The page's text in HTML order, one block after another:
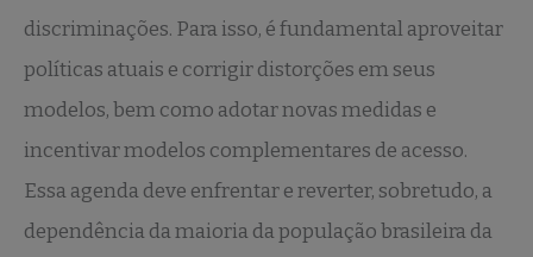
discriminações. Para isso, é fundamental aproveitar
políticas atuais e corrigir distorções em seus
modelos, bem como adotar novas medidas e
incentivar modelos complementares de acesso.
Essa agenda deve enfrentar e reverter, sobretudo, a
dependência da maioria da população brasileira da